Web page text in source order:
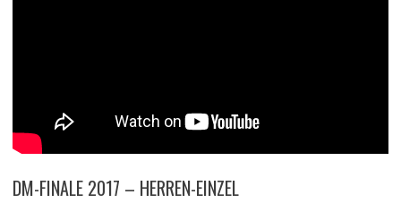
DM-FINALE 2017 – HERREN-EINZEL